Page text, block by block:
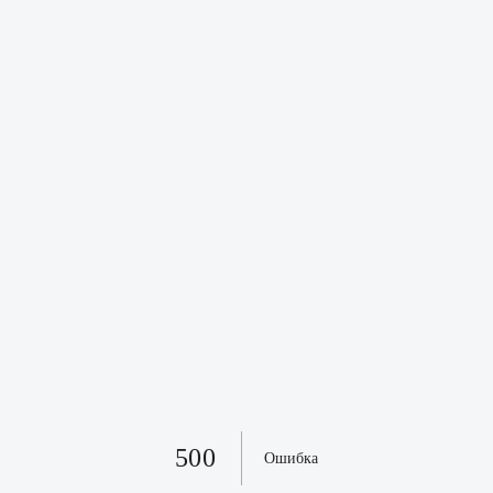
500 Ошибка